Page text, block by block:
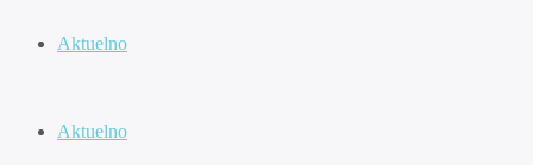
Aktuelno
Aktuelno